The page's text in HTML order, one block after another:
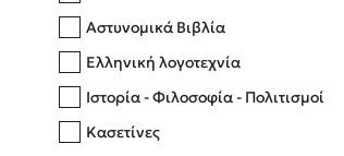
Δανάη Δεληγεώργη
Πάνω, κάτω, μπροστά, πίσω
Αστυνομικά Βιβλία
Ελληνική λογοτεχνία
Ιστορία - Φιλοσοφία - Πολιτισμοί
Κασετίνες